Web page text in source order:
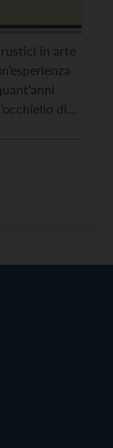
in arte
di